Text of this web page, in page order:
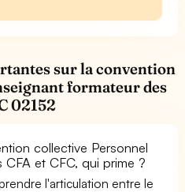
sur la convention
formateur des
02152
collective Personnel
et CFC, qui prime ?
l'articulation entre le